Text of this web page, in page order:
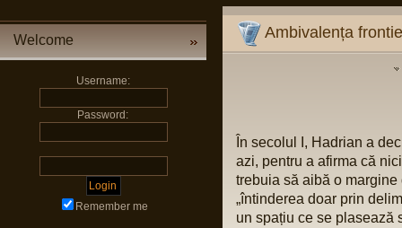
Welcome
Username:
Password:
Remember me
Ambivalența
În secolul I, Hadrian a
azi, pentru a afirma că
trebuia să aibă o
„întinderea doar prin
un spațiu ce se plasează